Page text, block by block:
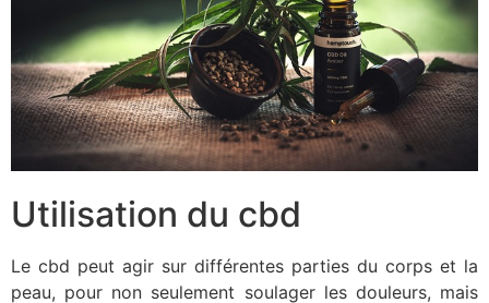
Utilisation du cbd
Le cbd peut agir sur différentes parties du corps et la
peau, pour non seulement soulager les douleurs, mais